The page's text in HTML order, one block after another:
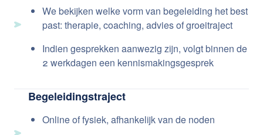
We bekijken welke vorm van begeleiding het best
past: therapie, coaching, advies of groeitraject
Indien gesprekken aanwezig zijn, volgt binnen de
2 werkdagen een kennismakingsgesprek
Begeleidingstraject
Online of fysiek, afhankelijk van de noden